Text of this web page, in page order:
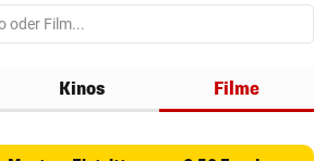
Kinos Filme